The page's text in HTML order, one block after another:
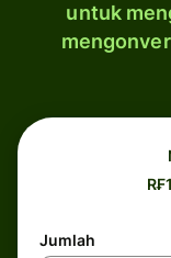
untuk
Jumlah